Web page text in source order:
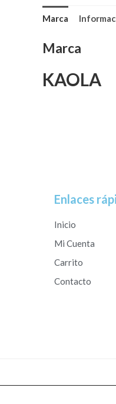
Marca
Marca
KAOLA
Enlaces
Inicio
Mi Cuenta
Carrito
Contacto